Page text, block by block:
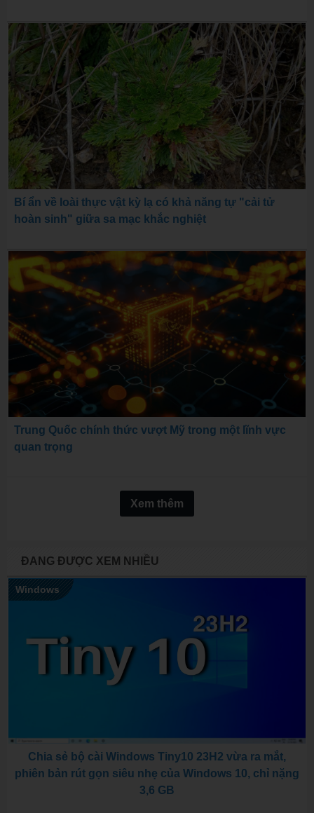
Bí ẩn về loài thực vật kỳ lạ có khả năng tự "cải tử
hoàn sinh" giữa sa mạc khắc nghiệt
Trung Quốc chính thức vượt Mỹ trong một lĩnh vực
quan trọng
Xem thêm
ĐANG ĐƯỢC XEM NHIỀU
Windows
Chia sẻ bộ cài Windows Tiny10 23H2 vừa ra mắt,
phiên bản rút gọn siêu nhẹ của Windows 10, chỉ nặng
3,6 GB